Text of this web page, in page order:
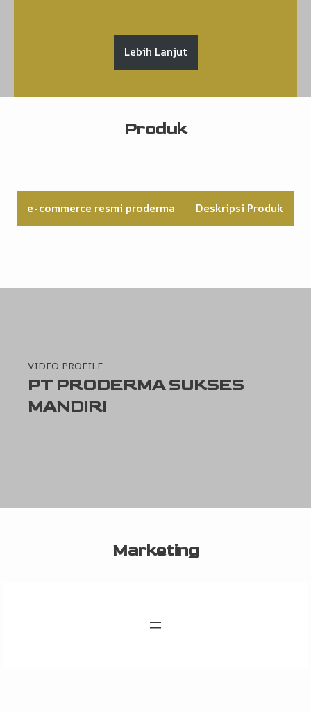
Lebih Lanjut
Produk
e-commerce resmi proderma Deskripsi Produk
VIDEO PROFILE
PT PRODERMA SUKSES
MANDIRI
Marketing